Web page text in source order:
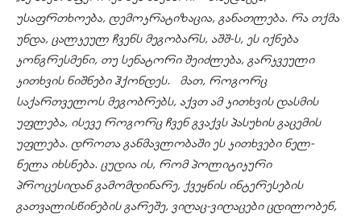
უსაფრთხოება, დემოკრატიზაცია, განათლება. რა თქმა
უნდა, ცალკეულ ჩვენს მეგობარს, აშშ-ს, ეს იქნება
კონგრესმენი, თუ სენატორი შეიძლება, გარკვეული
კითხვის ნიშნები ჰქონდეს. მათ, როგორც
საქართველოს მეგობრებს, აქვთ ამ კითხვის დასმის
უფლება, ისევე როგორც ჩვენ გვაქვს პასუხის გაცემის
უფლება. დროთა განმავლობაში ეს კითხვები ნელ-
ნელა იხსნება. ცუდია ის, რომ პოლიტიკური
პროცესიდან გამომდინარე, ქვეყნის ინტერესების
გათვალისწინების გარეშე, ვიღაც-ვიღაცები ცდილობენ,